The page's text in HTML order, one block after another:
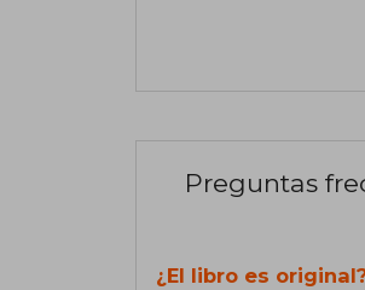
Preguntas
¿El libro es